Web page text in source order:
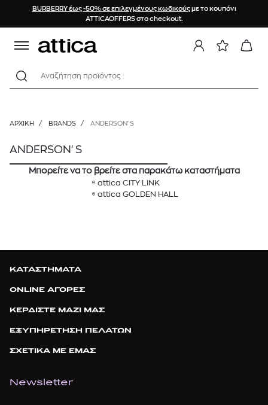
BURBERRY έως -50% σε επιλεγμένους κωδικούςμε το κουπόνι
ATTICAOFFERS στο checkout.
Αναζήτηση προϊόντος :
ΑΡΧΙΚΉ / BRANDS / ANDERSON'S
ANDERSON'S
Μπορείτε να το βρείτε στα παρακάτω καταστήματα
attica CITY LINK
attica GOLDEN HALL
ΚΑΤΑΣΤΗΜΑΤΑ
ONLINE ΑΓΟΡΕΣ
ΚΕΡΔΙΣΤΕ ΜΑΖΙ ΜΑΣ
ΕΞΥΠΗΡΕΤΗΣΗ ΠΕΛΑΤΩΝ
ΣΧΕΤΙΚΑ ΜΕ ΕΜΑΣ
Newsletter